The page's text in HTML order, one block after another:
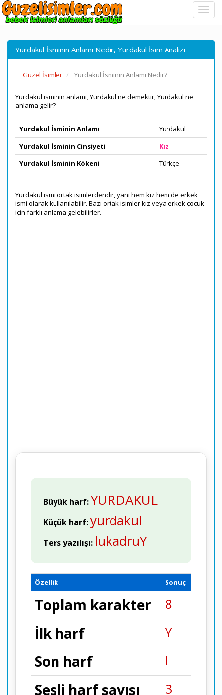
Yurdakul İsminin Anlamı Nedir, Yurdakul İsim Analizi
Güzel İsimler Yurdakul İsminin Anlamı Nedir?
Yurdakul isminin anlamı, Yurdakul ne demektir, Yurdakul ne
anlama gelir?
Yurdakul İsminin Anlamı
Yurdakul
Yurdakul İsminin Cinsiyeti
Kız
Yurdakul İsminin Kökeni
Türkçe
Yurdakul ismi ortak isimlerdendir, yani hem kız hem de erkek
ismi olarak kullanılabilir. Bazı ortak isimler kız veya erkek çocuk
için farklı anlama gelebilirler.
Büyük harf:YURDAKUL
Küçük harf:yurdakul
Ters yazılışı: lukadruY
Özellik Sonuç
Toplam karakter 8
İlk harf Y
Son harf l
Sesli harf sayısı 3